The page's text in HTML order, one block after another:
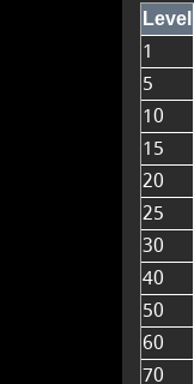
Level
1
5
10
15
20
25
30
40
50
60
70